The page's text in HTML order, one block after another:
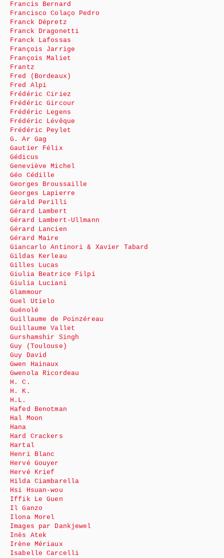
Francis Bernard
Francisco Colaço Pedro
Franck Dépretz
Franck Dragonetti
Franck Lafossas
François Jarrige
François Maliet
Frantz
Fred (Bordeaux)
Fred Alpi
Frédéric Ciriez
Frédéric Gircour
Frédéric Legens
Frédéric Lévêque
Frédéric Peylet
G. Ar Gag
Gautier Félix
Gédicus
Geneviève Michel
Géo Cédille
Georges Broussaille
Georges Lapierre
Gérald Perilli
Gérard Lambert
Gérard Lambert-Ullmann
Gérard Lancien
Gérard Maire
Giancarlo Antinori & Xavier Tabard
Gildas Kerleau
Gilles Lucas
Giulia Beatrice Filpi
Giulia Luciani
Glammour
Guel Utielo
Guénolé
Guillaume de Poinzéreau
Guillaume Vallet
Gurshamshir Singh
Guy (Toulouse)
Guy David
Gwen Hainaux
Gwenola Ricordeau
H. C.
H. K.
H.L.
Hafed Benotman
Hal Moon
Hana
Hard Crackers
Hartal
Henri Blanc
Hervé Gouyer
Hervé Krief
Hilda Ciambarella
Hsi Hsuan-wou
Iffik Le Guen
Il Ganzo
Ilona Morel
Images par Dankjewel
Inès Atek
Irène Mériaux
Isabelle Carcelli